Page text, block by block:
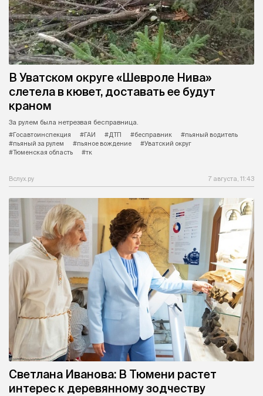
В Уватском округе «Шевроле Нива»
слетела в кювет, доставать ее будут
краном
За рулем была нетрезвая бесправница.
#Госавтоинспекция
#ГАИ #ДТП #бесправник
#пьяный водитель
#пьяный за рулем
#пьяное вождение
#Уватский округ
#Тюменская область
#тк
Вслух.ру 7 августа, 11:43
Светлана Иванова: В Тюмени растет
интерес к деревянному зодчеству